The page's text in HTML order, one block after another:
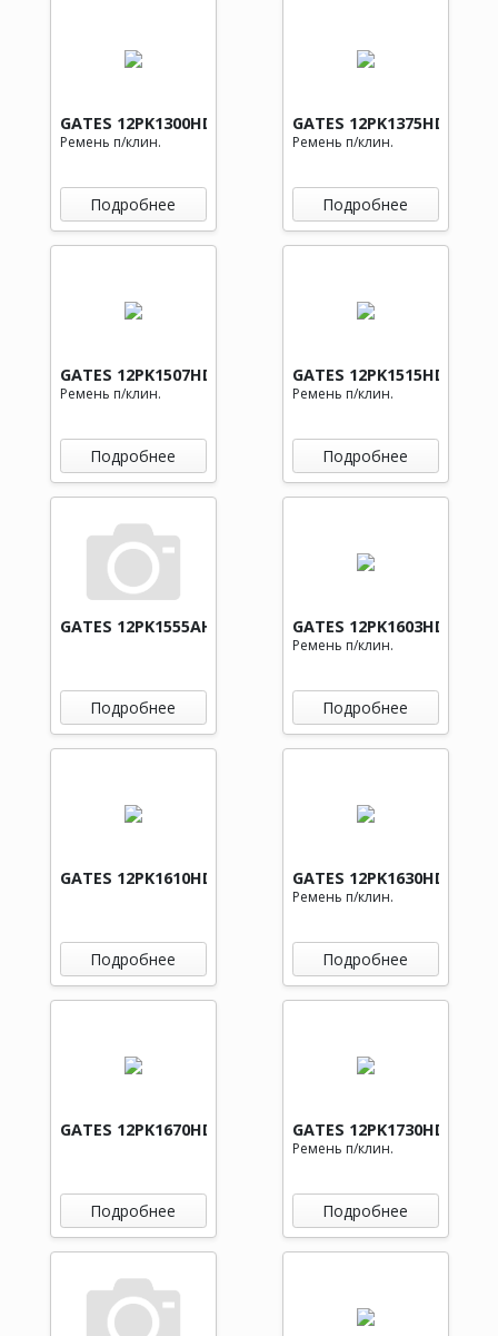
GATES 12PK1300HD
Ремень п/клин.
Подробнее
GATES 12PK1375HD
Ремень п/клин.
Подробнее
GATES 12PK1507HD
Ремень п/клин.
Подробнее
GATES 12PK1515HD
Ремень п/клин.
Подробнее
GATES 12PK1555AHD
Подробнее
GATES 12PK1603HD
Ремень п/клин.
Подробнее
GATES 12PK1610HD
Подробнее
GATES 12PK1630HD
Ремень п/клин.
Подробнее
GATES 12PK1670HD
Подробнее
GATES 12PK1730HD
Ремень п/клин.
Подробнее